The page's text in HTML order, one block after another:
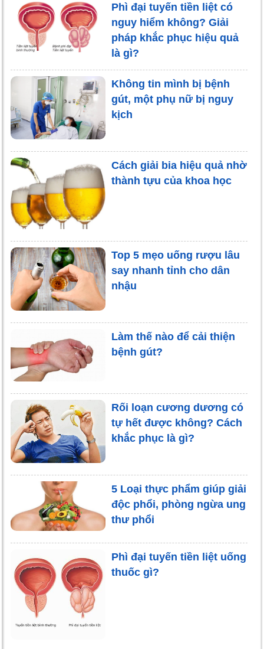
Phì đại tuyến tiền liệt có
nguy hiểm không? Giải
pháp khắc phục hiệu quả
là gì?
Không tin mình bị bệnh
gút, một phụ nữ bị nguy
kịch
Cách giải bia hiệu quả nhờ
thành tựu của khoa học
Top 5 mẹo uống rượu lâu
say nhanh tỉnh cho dân
nhậu
Làm thế nào để cải thiện
bệnh gút?
Rối loạn cương dương có
tự hết được không? Cách
khắc phục là gì?
5 Loại thực phẩm giúp giải
độc phổi, phòng ngừa ung
thư phổi
Phì đại tuyến tiền liệt uống
thuốc gì?